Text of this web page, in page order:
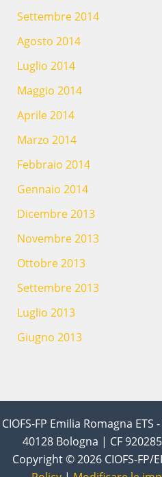
Settembre 2014
Agosto 2014
Luglio 2014
Maggio 2014
Aprile 2014
Marzo 2014
Febbraio 2014
Gennaio 2014
Dicembre 2013
Novembre 2013
Ottobre 2013
Settembre 2013
Luglio 2013
Giugno 2013
CIOFS-FP Emilia Romagna
40128 Bologna | CF
Copyright © 2026 CIOFS-FP/